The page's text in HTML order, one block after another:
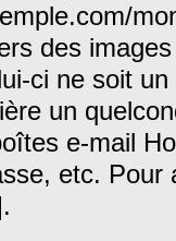
des
ci ne soit
un
e-mail
etc. Pour